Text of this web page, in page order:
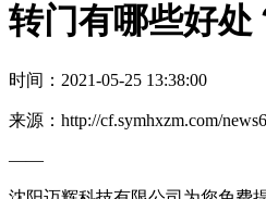
转门有哪些好处
时间：2021-05-25 13:38:00
来源：http://cf.symhxzm.com/
——